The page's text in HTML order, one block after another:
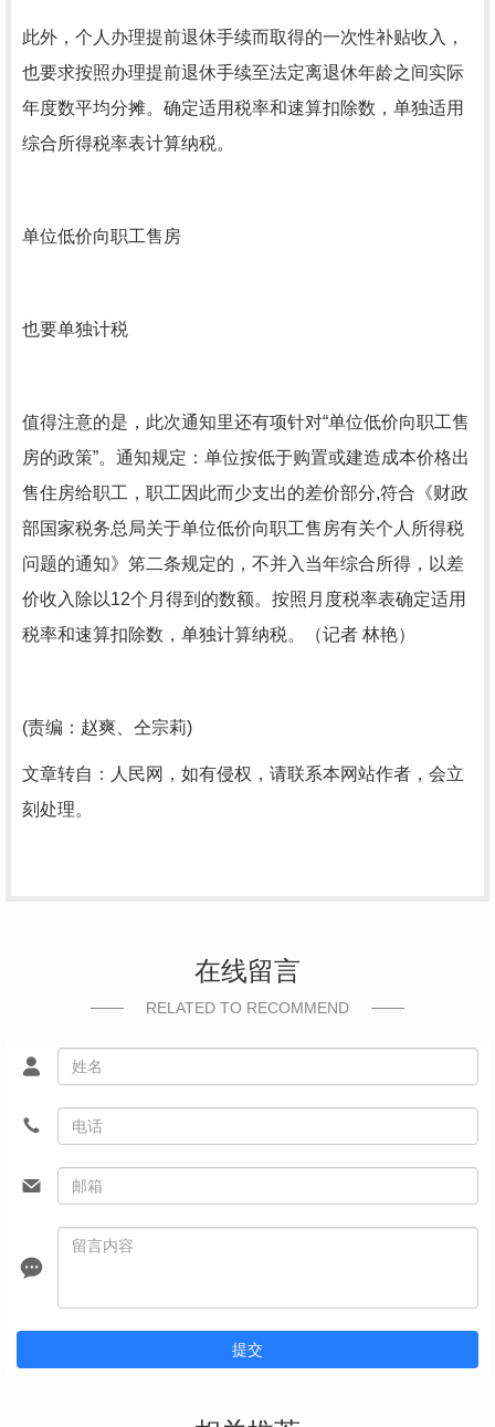
此外，个人办理提前退休手续而取得的一次性补贴收入，
也要求按照办理提前退休手续至法定离退休年龄之间实际
年度数平均分摊。确定适用税率和速算扣除数，单独适用
综合所得税率表计算纳税。
单位低价向职工售房
也要单独计税
值得注意的是，此次通知里还有项针对“单位低价向职工售
房的政策”。通知规定：单位按低于购置或建造成本价格出
售住房给职工，职工因此而少支出的差价部分,符合《财政
部国家税务总局关于单位低价向职工售房有关个人所得税
问题的通知》笫二条规定的，不并入当年综合所得，以差
价收入除以12个月得到的数额。按照月度税率表确定适用
税率和速算扣除数，单独计算纳税。（记者 林艳）
(责编：赵爽、仝宗莉)
文章转自：人民网，如有侵权，请联系本网站作者，会立
刻处理。
在线留言
RELATED TO RECOMMEND
提交